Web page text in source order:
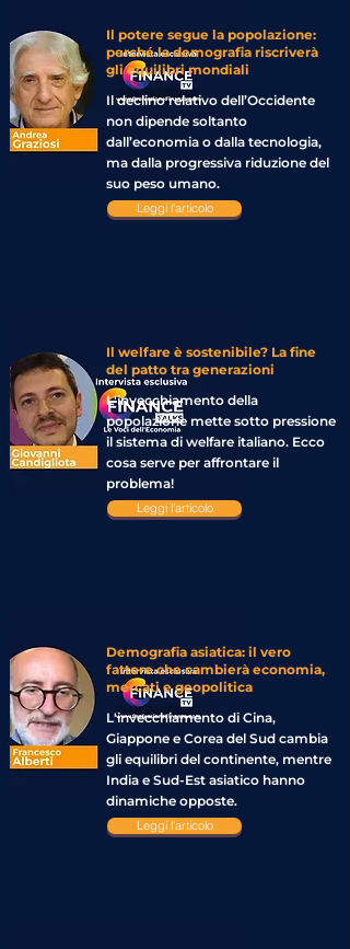
Il potere segue la popolazione:
perché la demografia riscriverà
gli equilibri mondiali
Il declino relativo dell’Occidente
non dipende soltanto
dall’economia o dalla tecnologia,
ma dalla progressiva riduzione del
suo peso umano.
Leggi l'articolo
Il welfare è sostenibile? La fine
del patto tra generazioni
L'invecchiamento della
popolazione mette sotto pressione
il sistema di welfare italiano. Ecco
cosa serve per affrontare il
problema!
Leggi l'articolo
Demografia asiatica: il vero
fattore che cambierà economia,
mercati e geopolitica
L'invecchiamento di Cina,
Giappone e Corea del Sud cambia
gli equilibri del continente, mentre
India e Sud-Est asiatico hanno
dinamiche opposte.
Leggi l'articolo